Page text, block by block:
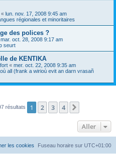
« lun. nov. 17, 2008 9:45 am
régionales et minoritaires
des polices ?
mar. oct. 28, 2008 9:17 am
seurt
de KENTIKA
« mer. oct. 22, 2008 9:35 am
all (frank a wirioù evit an darn vrasañ
résultats 1 2 3 4
Aller
Fuseau horaire sur UTC+01:00
les cookies